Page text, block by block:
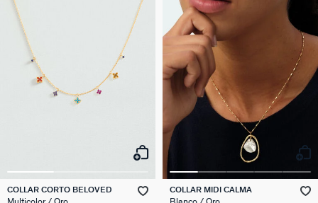
COLLAR CORTO BELOVED COLLAR MIDI CALMA